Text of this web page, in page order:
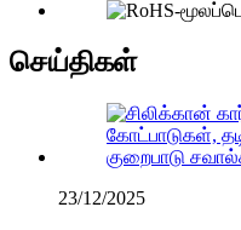
செய்திகள்
23/12/2025